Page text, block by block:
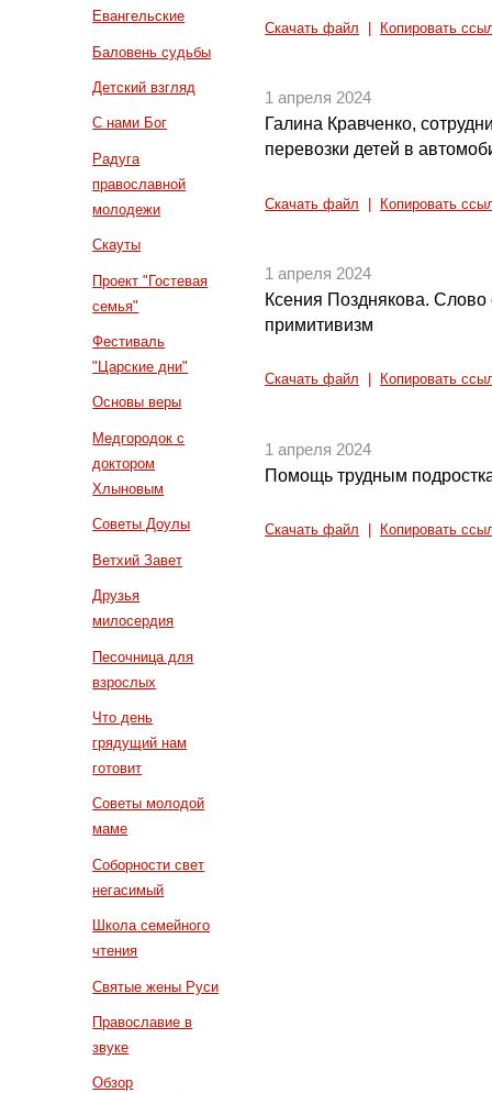
Евангельские
Баловень судьбы
Детский взгляд
С нами Бог
Радуга
православной
молодежи
Скауты
Проект "Гостевая
семья"
Фестиваль
"Царские дни"
Основы веры
Медгородок с
доктором
Хлыновым
Советы Доулы
Ветхий Завет
Друзья
милосердия
Песочница для
взрослых
Что день
грядущий нам
готовит
Советы молодой
маме
Соборности свет
негасимый
Школа семейного
чтения
Святые жены Руси
Православие в
звуке
Обзор
Скачать файл Копировать
1 апреля 2024
Галина Кравченко,
перевозки детей в
Скачать файл Копировать
1 апреля 2024
Ксения Позднякова.
примитивизм
Скачать файл Копировать
1 апреля 2024
Помощь трудным
Скачать файл Копировать